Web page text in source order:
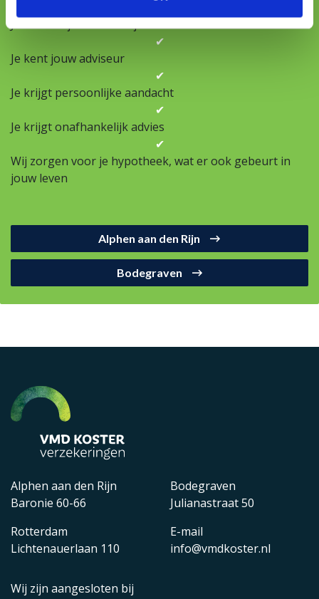
✔
Je kent jouw adviseur
✔
Je krijgt persoonlijke aandacht
✔
Je krijgt onafhankelijk advies
✔
Wij zorgen voor je hypotheek, wat er ook gebeurt in
jouw leven
Alphen aan den Rijn
Bodegraven
Alphen aan den Rijn
Baronie 60-66
Rotterdam
Lichtenauerlaan 110
Bodegraven
Julianastraat 50
E-mail
info@vmdkoster.nl
Wij zijn aangesloten bij